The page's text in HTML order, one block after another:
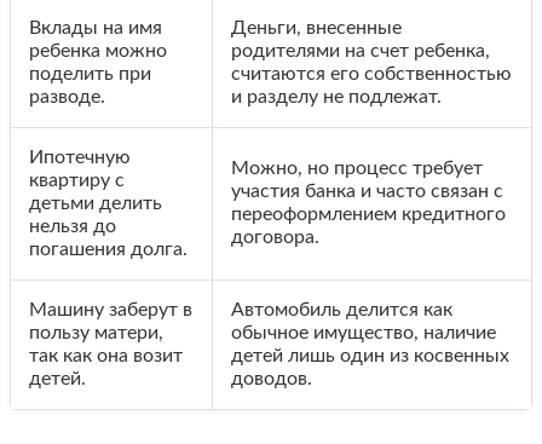
Вклады на имя
ребенка можно
поделить при
разводе.
Деньги, внесенные
родителями на счет ребенка,
считаются его собственностью
и разделу не подлежат.
Ипотечную
квартиру с
детьми делить
нельзя до
погашения долга.
Можно, но процесс требует
участия банка и часто связан с
переоформлением кредитного
договора.
Машину заберут в
пользу матери,
так как она возит
детей.
Автомобиль делится как
обычное имущество, наличие
детей лишь один из косвенных
доводов.